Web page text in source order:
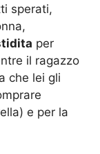
sperati,
per
il ragazzo
che lei gli
e per la